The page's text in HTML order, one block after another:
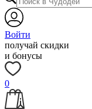
Войти
получай скидки
и бонусы
0